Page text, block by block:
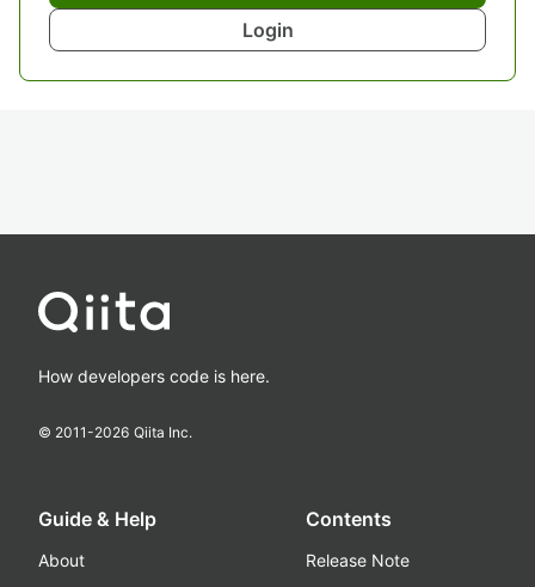
Login
How developers code is here.
© 2011-2026 Qiita Inc.
Guide & Help
About
Contents
Release Note